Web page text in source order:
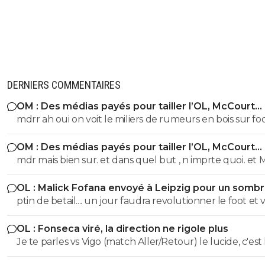
DERNIERS COMMENTAIRES
OM : Des médias payés pour tailler l’OL, McCourt
accusé
mdrr ah oui on voit le miliers de rumeurs en bois sur
imagines si il fallait travailler pour tout argumenter lol. et
dans quel but? j vois pas du tt l interet de l OM la
OM : Des médias payés pour tailler l’OL, McCourt
accusé
mdr mais bien sur. et dans quel but , n imprte quoi. et Molina
et autant journaliste que Dirty s y connait en foot. c est pour
dire....
OL : Malick Fofana envoyé à Leipzig pour un
accord
ptin de betail.... un jour faudra revolutionner le foot et virer
ttes ces merdes qui se gavent sur les joueurs. famille
comprise
OL : Fonseca viré, la direction ne rigole plus
Je te parles vs Vigo (match Aller/Retour) le lucide, c'est
sujet de base ... mais comme toujourss, tu ne me lis pas